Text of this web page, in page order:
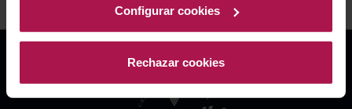
Configurar cookies
Rechazar cookies